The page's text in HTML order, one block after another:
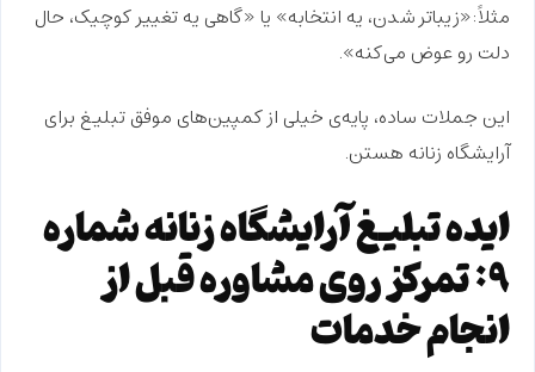
مثلاً:«زیباتر شدن، یه انتخابه» یا «گاهی یه تغییر کوچیک، حال
دلت رو عوض می‌کنه».
این جملات ساده، پایه‌ی خیلی ازکمپین‌های موفق تبلیغ برای
آرایشگاه زنانه هستن.
ایده تبلیغ آرایشگاه زنانه شماره
۹: تمرکز روی مشاوره قبل از
انجام خدمات